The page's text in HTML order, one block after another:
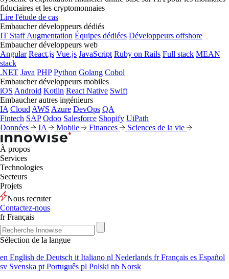
fiduciaires et les cryptomonnaies
Lire l'étude de cas
Embaucher développeurs dédiés
IT Staff Augmentation Équipes dédiées Développeurs offshore
Embaucher développeurs web
Angular React.js Vue.js JavaScript Ruby on Rails Full stack MEAN
stack
.NET Java PHP Python Golang Cobol
Embaucher développeurs mobiles
iOS Android Kotlin React Native Swift
Embaucher autres ingénieurs
IA Cloud AWS Azure DevOps QA
Fintech SAP Odoo Salesforce Shopify UiPath
Données
IA Mobile Finances Sciences de la vie
À propos
Services
Technologies
Secteurs
Projets
Nous recruter
Contactez-nous
fr Français
Sélection de la langue
en English de Deutsch it Italiano nl Nederlands frFrançais es Español
sv Svenska pt Português pl Polski nb Norsk